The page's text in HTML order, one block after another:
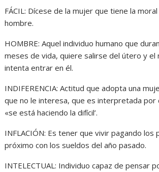
FÁCIL: Dícese de la mujer que tiene la
hombre.
HOMBRE: Aquel individuo humano que
meses de vida, quiere salirse del útero y el
intenta entrar en él.
INDIFERENCIA: Actitud que adopta una
que no le interesa, que es interpretada por
«se está haciendo la difícil’.
INFLACIÓN: Es tener que vivir pagando los
próximo con los sueldos del año pasado.
INTELECTUAL: Individuo capaz de pensar